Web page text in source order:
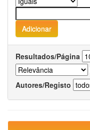
Resultados/Página
Autores/Registo